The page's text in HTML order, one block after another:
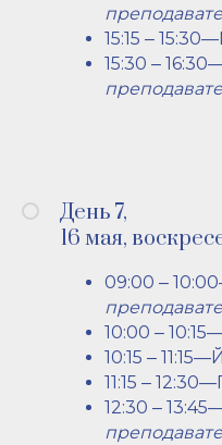
15:15 ‒
15:30 ‒
День 7,
16 мая,
09:00 ‒
10:00 ‒
10:15 ‒
11:15 ‒
12:30 ‒